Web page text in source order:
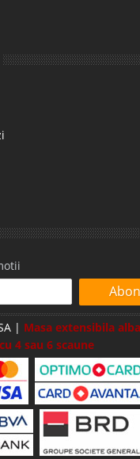
| Masa extensibila
4 sau 6 scaune